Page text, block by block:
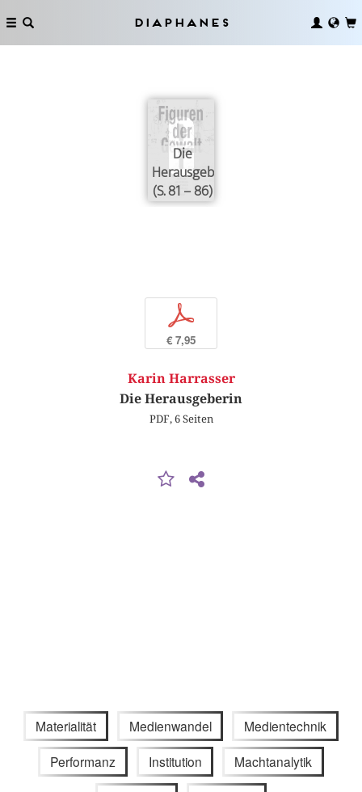
Diaphanes
Die
Herausgeberin
(S. 81 – 86)
p
€ 7,95
Karin Harrasser
Die Herausgeberin
PDF, 6 Seiten
Materialität Medienwandel Medientechnik
Performanz Institution Machtanalytik